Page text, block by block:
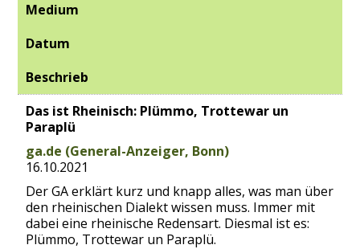
Medium
Datum
Beschrieb
Das ist Rheinisch: Plümmo, Trottewar un
Paraplü
ga.de (General-Anzeiger, Bonn)
16.10.2021
Der GA erklärt kurz und knapp alles, was man über
den rheinischen Dialekt wissen muss. Immer mit
dabei eine rheinische Redensart. Diesmal ist es:
Plümmo, Trottewar un Paraplü.